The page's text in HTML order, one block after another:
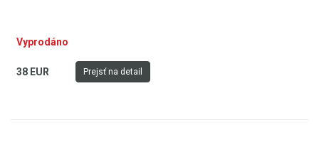
Vyprodáno
38 EUR Prejsť na detail